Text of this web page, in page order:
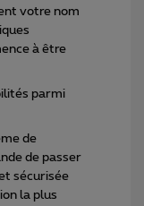
votre nom
à être
parmi
de
de passer
sécurisée
la plus